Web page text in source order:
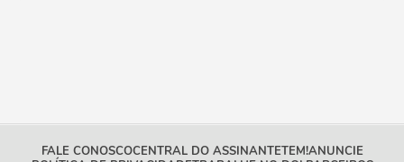
FALE CONOSCOCENTRAL DO ASSINANTETEM!ANUNCIE